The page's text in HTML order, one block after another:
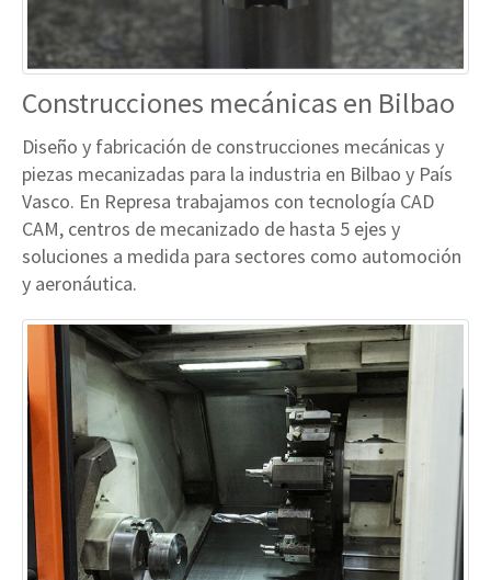
Construcciones mecánicas en Bilbao
Diseño y fabricación de construcciones mecánicas y
piezas mecanizadas para la industria en Bilbao y País
Vasco. En Represa trabajamos con tecnología CAD
CAM, centros de mecanizado de hasta 5 ejes y
soluciones a medida para sectores como automoción
y aeronáutica.